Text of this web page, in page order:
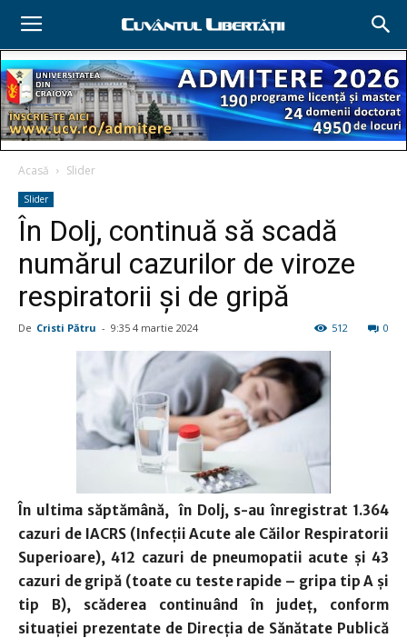
Acasă Slider
Slider
În Dolj, continuă să scadă
numărul cazurilor de viroze
respiratorii şi de gripă
De Cristi Pătru - 9:35 4 martie 2024 0
512
În ultima săptămână, în Dolj, s-au înregistrat 1.364
cazuri de IACRS (Infecţii Acute ale Căilor Respiratorii
Superioare), 412 cazuri de pneumopatii acute şi 43
cazuri de gripă (toate cu teste rapide – gripa tip A şi
tip B), scăderea continuând în judeţ, conform
situaţiei prezentate de Direcţia de Sănătate Publică